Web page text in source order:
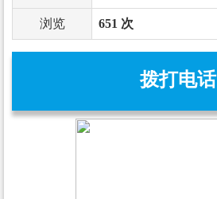
浏览 651 次
拨打电话